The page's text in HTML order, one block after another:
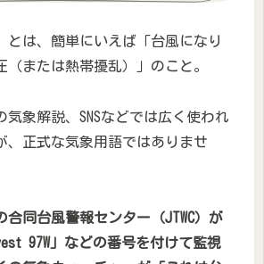
とは、簡単にいえば「台風になり
（または熱帯擾乱）」のこと。
気象解説、SNSなどでは広く使われ
、正式な気象用語ではありませ
合同台風警報センター（JTWC）が
97W」などの番号を付けて監視